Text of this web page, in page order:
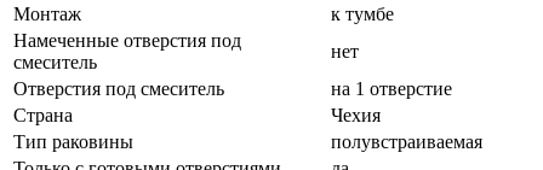
Монтаж
к тумбе
Намеченные отверстия под
смеситель
нет
Отверстия под смеситель
на 1 отверстие
Страна
Чехия
Тип раковины
полувстраиваемая